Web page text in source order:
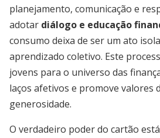
planejamento, comunicação e
adotar diálogo e educação
consumo deixa de ser um ato
aprendizado coletivo. Este
jovens para o universo das
laços afetivos e promove valores
generosidade.
O verdadeiro poder do cartão